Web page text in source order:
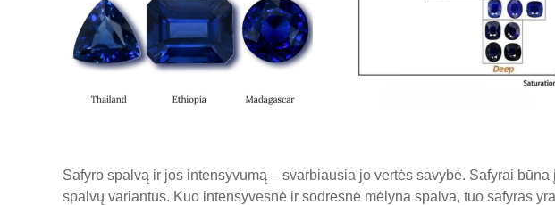
Safyro spalvą ir jos intensyvumą – svarbiausia jo vertės savybė. Safyrai
spalvų variantus. Kuo intensyvesnė ir sodresnė mėlyna spalva, tuo safyras